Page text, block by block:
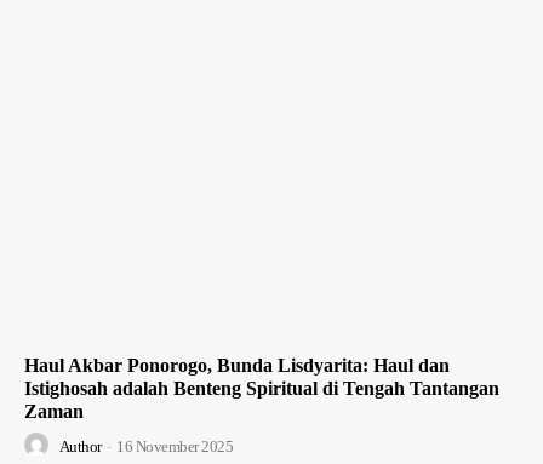
Haul Akbar Ponorogo, Bunda Lisdyarita: Haul dan
Istighosah adalah Benteng Spiritual di Tengah Tantangan
Zaman
Author - 16 November 2025